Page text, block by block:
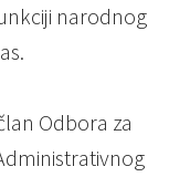
narodnog
Odbora za